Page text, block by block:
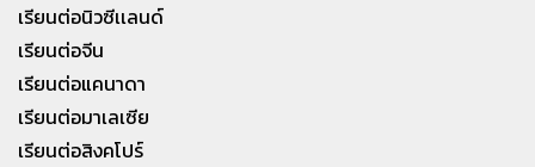
เรียนต่อนิวซีเเลนด์
เรียนต่อจีน
เรียนต่อแคนาดา
เรียนต่อมาเลเซีย
เรียนต่อสิงคโปร์